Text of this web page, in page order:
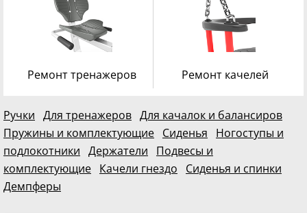
Ремонт тренажеров Ремонт качелей
Ручки Для тренажеров Для качалок и балансиров
Пружины и комплектующие Сиденья
Ногоступы и
подлокотники Держатели
Подвесы и
комплектующие Качели гнездо
Сиденья и спинки
Демпферы